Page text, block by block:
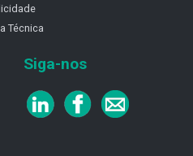
Técnica
Siga-nos